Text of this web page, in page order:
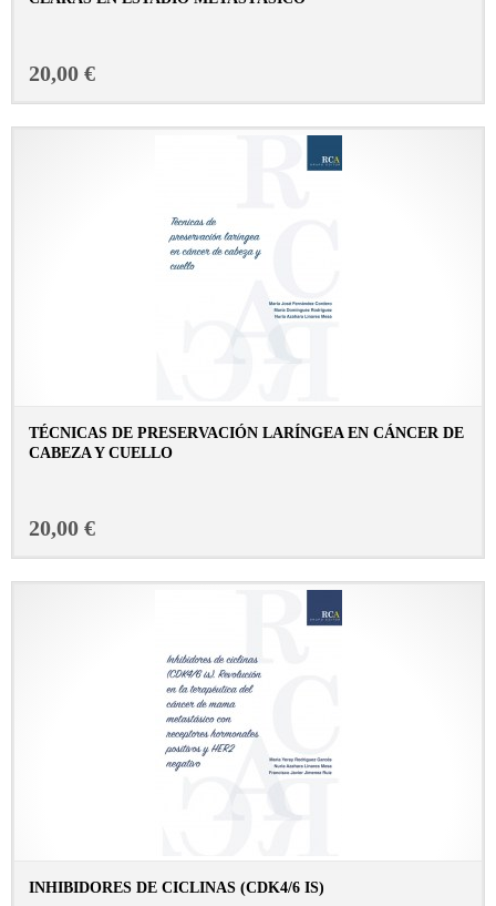
20,00 €
TÉCNICAS DE PRESERVACIÓN LARÍNGEA EN CÁNCER DE
CABEZA Y CUELLO
20,00 €
INHIBIDORES DE CICLINAS (CDK4/6 IS)